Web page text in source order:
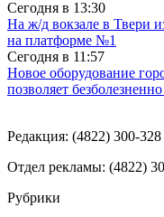
Сегодня в 13:30
На ж/д вокзале в Твери
на платформе №1
Сегодня в 11:57
Новое оборудование
позволяет
Редакция: (4822) 300-328
Отдел рекламы: (4822)
Рубрики